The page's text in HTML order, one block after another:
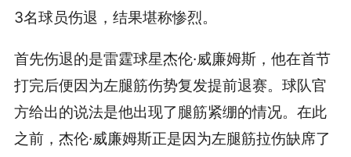
3名球员伤退，结果堪称惨烈。
首先伤退的是雷霆球星杰伦·威廉姆斯，他在首节
打完后便因为左腿筋伤势复发提前退赛。球队官
方给出的说法是他出现了腿筋紧绷的情况。在此
之前，杰伦·威廉姆斯正是因为左腿筋拉伤缺席了